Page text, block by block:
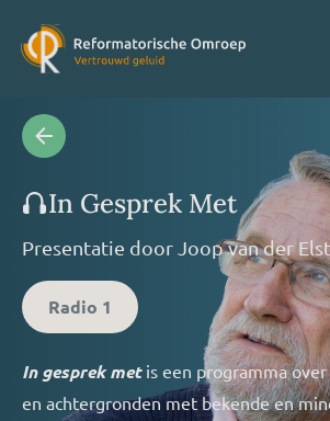
In Gesprek Met
Presentatie door Joop van der Elst
Radio 1
In gesprek metis een programma
en achtergronden met bekende en